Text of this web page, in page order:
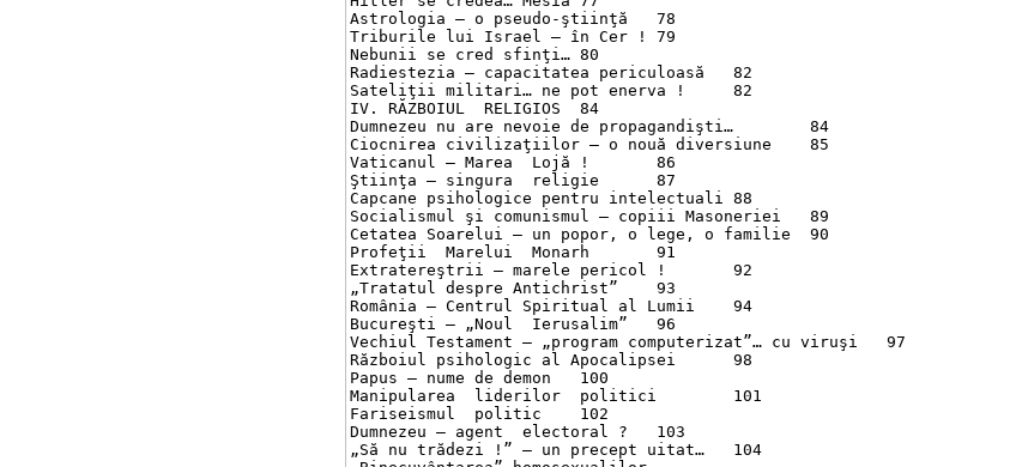
Astrologia – o pseudo-ştiinţă	78
Triburile lui Israel – în Cer !	79
Nebunii se cred sfinţi…	80
Radiestezia – capacitatea periculoasă	82
Sateliţii militari… ne pot enerva !	82
IV. RĂZBOIUL  RELIGIOS	84
Dumnezeu nu are nevoie de propagandişti…	84
Ciocnirea civilizaţiilor – o nouă diversiune	85
Vaticanul – Marea  Lojă !	86
Ştiinţa – singura  religie	87
Capcane psihologice pentru intelectuali	88
Socialismul şi comunismul – copiii Masoneriei	89
Cetatea Soarelui – un popor, o lege, o familie	90
Profeţii  Marelui  Monarh	91
Extratereştrii – marele pericol !	92
„Tratatul despre Antichrist”	93
România – Centrul Spiritual al Lumii	94
Bucureşti – „Noul  Ierusalim”	96
Vechiul Testament – „program computerizat”… cu viruşi	97
Războiul psihologic al Apocalipsei	98
Papus – nume de demon	100
Manipularea  liderilor  politici	101
Fariseismul  politic	102
Dumnezeu – agent  electoral ?	103
„Să nu trădezi !” – un precept uitat…	104